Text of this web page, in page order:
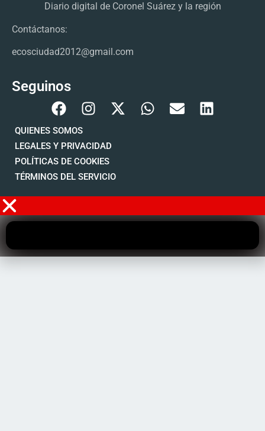
Diario digital de Coronel Suárez y la región
Contáctanos:
ecosciudad2012@gmail.com
Seguinos
QUIENES SOMOS
LEGALES Y PRIVACIDAD
POLÍTICAS DE COOKIES
TÉRMINOS DEL SERVICIO